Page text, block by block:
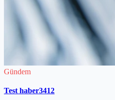
Gündem
Test haber3412